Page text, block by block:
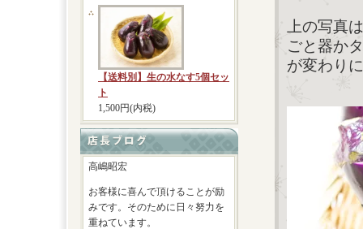
【送料別】生の水なす5個セッ
ト
1,500円(内税)
高嶋昭宏
お客様に喜んで頂けることが励
みです。そのために日々努力を
重ねています。
上の写真
ごと器か
が変わり